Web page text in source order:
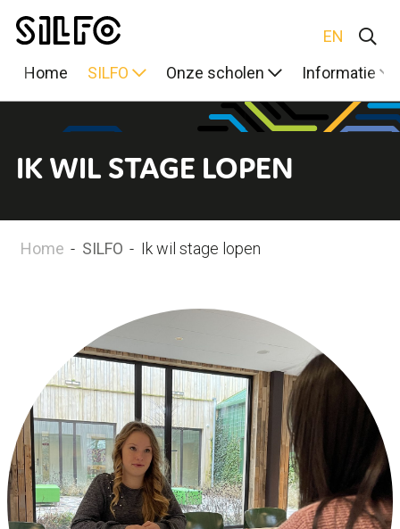
EN
Home
SILFO Onze scholen Informatie
IK WIL STAGE LOPEN
Home - SILFO - Ik wil stage lopen